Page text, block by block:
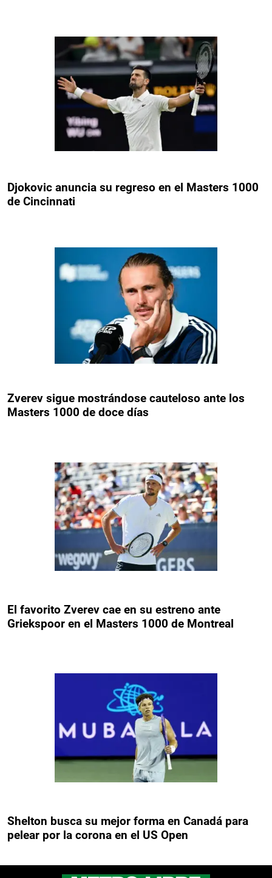
Djokovic anuncia su regreso en el Masters 1000
de Cincinnati
Zverev sigue mostrándose cauteloso ante los
Masters 1000 de doce días
El favorito Zverev cae en su estreno ante
Griekspoor en el Masters 1000 de Montreal
Shelton busca su mejor forma en Canadá para
pelear por la corona en el US Open